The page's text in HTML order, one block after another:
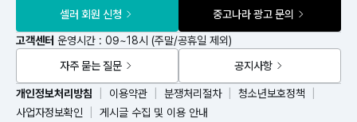
셀러 회원 신청
중고나라 광고 문의
고객센터 운영시간 : 09~18시 (주말/공휴일 제외)
자주 묻는 질문
공지사항
개인정보처리방침 이용약관 분쟁처리절차
청소년보호정책
사업자정보확인
게시글 수집 및 이용 안내